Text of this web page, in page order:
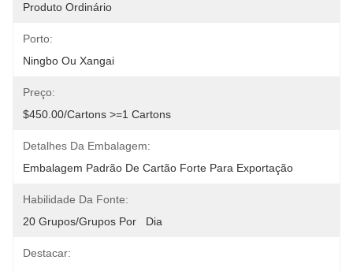
Produto Ordinário
Porto:
Ningbo Ou Xangai
Preço:
$450.00/cartons >=1 Cartons
Detalhes Da Embalagem:
Embalagem Padrão De Cartão Forte Para Exportação
Habilidade Da Fonte:
20 Grupos/grupos Por   Dia
Destacar: